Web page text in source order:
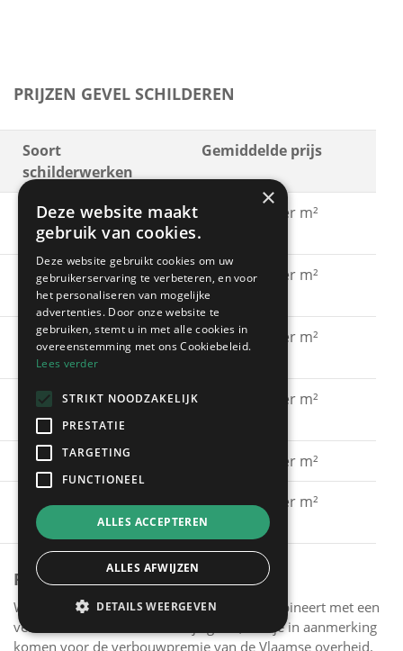
PRIJZEN GEVEL SCHILDEREN
Soort
schilderwerken
Gemiddelde prijs
Gevel schilderen met
acrylaatverf
€ 15 - € 30 per m²
Gevel schilderen met
silicaatverf
€ 15 - € 30 per m²
Gevel schilderen met
hybride verf
€ 20 - € 40 per m²
Gevel schilderen met
spuitkurk
€ 40 - € 60 per m²
Gevel kaleien € 25 - € 40 per m²
Gevel verven met een
primer
€ 15 - € 30 per m²
PREMIES
Wanneer je het schilderen van je gevel combineert met een
verbeterde muurisolatie van je gevel, kun je in aanmerking
komen voor de verbouwpremie van de Vlaamse overheid.
×
Deze website maakt
gebruik van cookies.
Deze website gebruikt cookies om uw
gebruikerservaring te verbeteren, en voor
het personaliseren van mogelijke
advertenties. Door onze website te
gebruiken, stemt u in met alle cookies in
overeenstemming met ons Cookiebeleid.
Lees verder
STRIKT NOODZAKELIJK
PRESTATIE
TARGETING
FUNCTIONEEL
ALLES ACCEPTEREN
ALLES AFWIJZEN
DETAILS WEERGEVEN